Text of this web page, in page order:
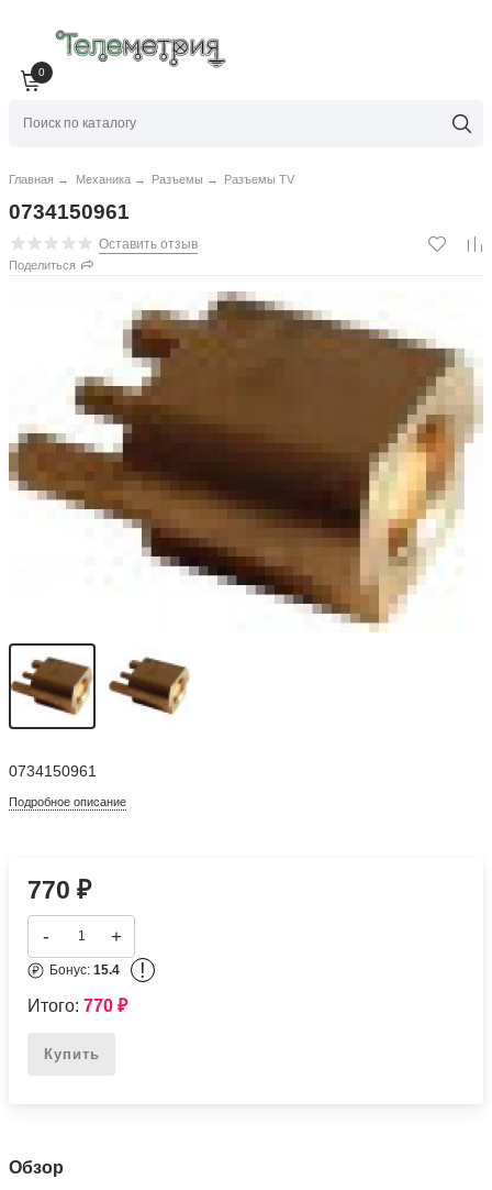
0
Главная → Механика → Разъемы → Разъемы TV
0734150961
Оставить отзыв
Поделиться
0734150961
Подробное описание
770₽
- +
Бонус:15.4 !
Итого:770₽
Купить
Обзор